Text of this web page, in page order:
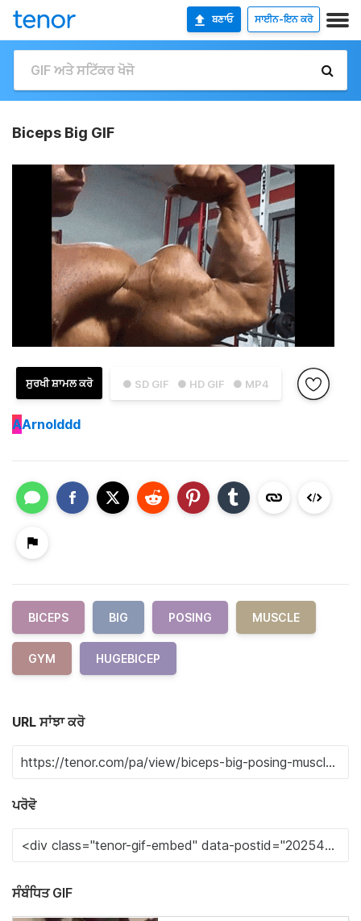
ਬਣਾਓ ਸਾਈਨ-ਇਨ ਕਰੋ
Biceps Big GIF
● SD GIF ● HD GIF ● MP4
ਸੁਰਖੀ ਸ਼ਾਮਲ ਕਰੋ
AArnolddd
BICEPS BIG POSING MUSCLE
GYM HUGEBICEP
URL ਸਾਂਝਾ ਕਰੋ
ਪਰੋਵੋ
ਸੰਬੰਧਿਤ GIF